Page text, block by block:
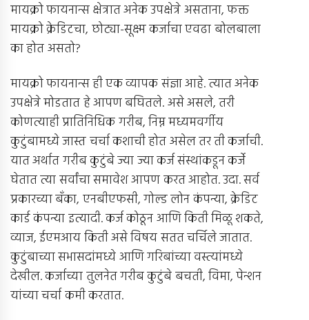
मायक्रो फायनान्स क्षेत्रात अनेक उपक्षेत्रे असताना, फक्त
मायक्रो क्रेडिटचा, छोट्या-सूक्ष्म कर्जाचा एवढा बोलबाला
का होत असतो?
मायक्रो फायनान्स ही एक व्यापक संज्ञा आहे. त्यात अनेक
उपक्षेत्रे मोडतात हे आपण बघितले. असे असले, तरी
कोणत्याही प्रातिनिधिक गरीब, निम्न मध्यमवर्गीय
कुटुंबामध्ये जास्त चर्चा कशाची होत असेल तर ती कर्जाची.
यात अर्थात गरीब कुटुंबे ज्या ज्या कर्ज संस्थांकडून कर्जे
घेतात त्या सर्वांचा समावेश आपण करत आहोत. उदा. सर्व
प्रकारच्या बँका, एनबीएफसी, गोल्ड लोन कंपन्या, क्रेडिट
कार्ड कंपन्या इत्यादी. कर्ज कोठून आणि किती मिळू शकते,
व्याज, ईएमआय किती असे विषय सतत चर्चिले जातात.
कुटुंबाच्या सभासदांमध्ये आणि गरिबांच्या वस्त्यांमध्ये
देखील. कर्जाच्या तुलनेत गरीब कुटुंबे बचती, विमा, पेन्शन
यांच्या चर्चा कमी करतात.